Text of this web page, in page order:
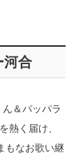
河合
＆パッパラ
熱く届け、
もなお歌い継